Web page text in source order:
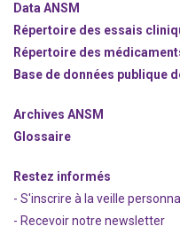
Data ANSM
Répertoire des essais
Répertoire des
Base de données publique
Archives ANSM
Glossaire
Restez informés
- S'inscrire à la veille
- Recevoir notre newsletter